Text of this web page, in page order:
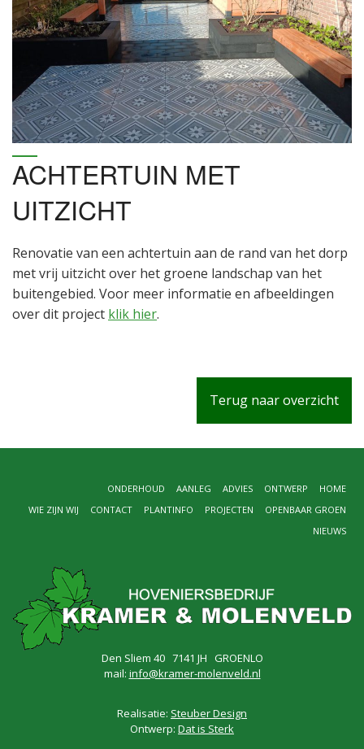
ACHTERTUIN MET
UITZICHT
Renovatie van een achtertuin aan de rand van het dorp
met vrij uitzicht over het groene landschap van het
buitengebied. Voor meer informatie en afbeeldingen
over dit project klik hier.
Terug naar overzicht
HOME
ONTWERP
ADVIES
AANLEG
ONDERHOUD
OPENBAAR GROEN
PROJECTEN
PLANTINFO
CONTACT
WIE ZIJN WIJ
NIEUWS
Den Sliem 40 7141 JH GROENLO
mail: info@kramer-molenveld.nl
Realisatie: Steuber Design
Ontwerp: Dat is Sterk